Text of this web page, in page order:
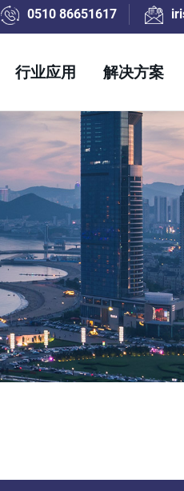
0510 86651617
行业应用 解决方案